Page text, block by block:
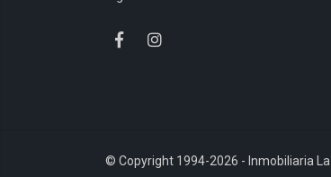
© Copyright 1994-2026 - Inmobiliaria